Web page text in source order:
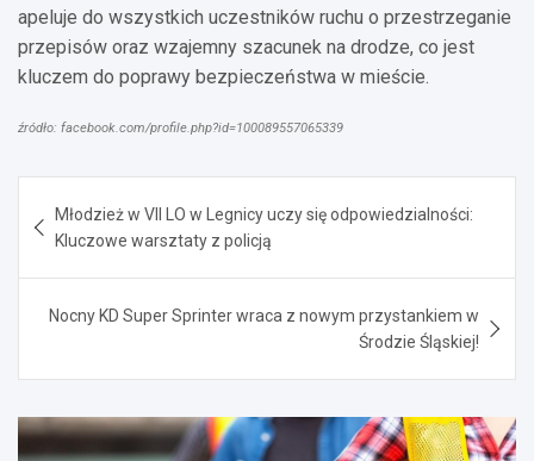
apeluje do wszystkich uczestników ruchu o przestrzeganie
przepisów oraz wzajemny szacunek na drodze, co jest
kluczem do poprawy bezpieczeństwa w mieście.
źródło: facebook.com/profile.php?id=100089557065339
wpisuMłodzież w VII LO w Legnicy uczy się odpowiedzialności:
Kluczowe warsztaty z policją
Nocny KD Super Sprinter wraca z nowym przystankiem w
Środzie Śląskiej!